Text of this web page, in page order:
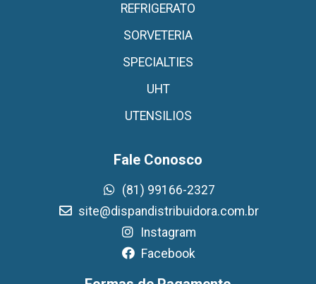
REFRIGERATO
SORVETERIA
SPECIALTIES
UHT
UTENSILIOS
Fale Conosco
(81) 99166-2327
site@dispandistribuidora.com.br
Instagram
Facebook